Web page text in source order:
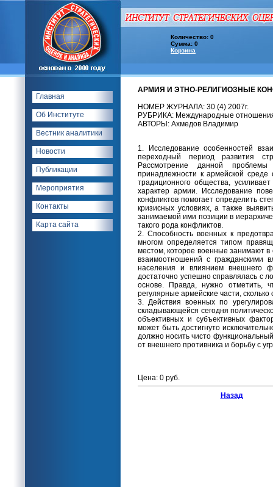
Количество: 0
Сумма: 0
Корзина
Главная
Об Институте
Вестник аналитики
Новости
Публикации
Мероприятия
Контакты
Карта сайта
АРМИЯ И ЭТНО-РЕЛИГИОЗНЫЕ
НОМЕР ЖУРНАЛА: 30 (4) 2007г.
РУБРИКА: Международные
АВТОРЫ: Ахмедов Владимир
1. Исследование особенностей
переходный период развития
Рассмотрение данной
принадлежности к армейской среде
традиционного общества,
характер армии. Исследование
конфликтов помогает определить
кризисных условиях, а также
занимаемой ими позиции в
такого рода конфликтов.
2. Способность военных к
многом определяется типом
местом, которое военные занимают в
взаимоотношений с гражданскими
населения и влиянием внешнего
достаточно успешно справлялась с
основе. Правда, нужно отметить,
регулярные армейские части,
3. Действия военных по
складывающейся сегодня
объективных и субъективных
может быть достигнуто
должно носить чисто
от внешнего противника и борьбу с
Цена: 0 руб.
Назад